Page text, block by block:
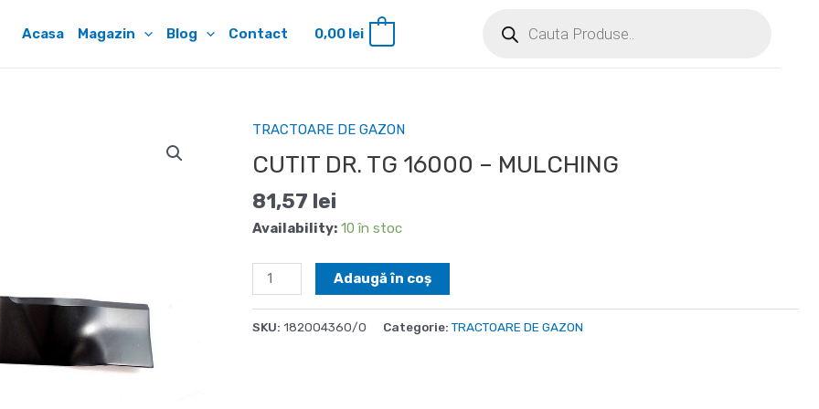
Acasa Magazin Blog Contact 0,00 lei
TRACTOARE DE GAZON
CUTIT DR. TG 16000 – MULCHING
81,57 lei
Availability: 10 în stoc
Cantitate
CUTIT
Adaugă în coș
SKU: 182004360/0 Categorie:TRACTOARE DE GAZON